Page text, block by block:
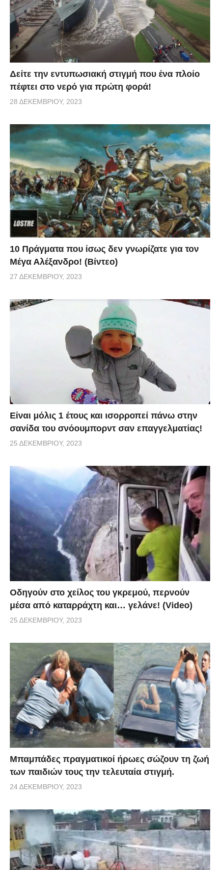
Δείτε την εντυπωσιακή στιγμή που ένα πλοίο
πέφτει στο νερό για πρώτη φορά!
28 ΔΕΚΕΜΒΡΊΟΥ, 2023
10 Πράγματα που ίσως δεν γνωρίζατε για τον
Μέγα Αλέξανδρο! (Βίντεο)
27 ΔΕΚΕΜΒΡΊΟΥ, 2023
Είναι μόλις 1 έτους και ισορροπεί πάνω στην
σανίδα του σνόουμπορντ σαν επαγγελματίας!
25 ΔΕΚΕΜΒΡΊΟΥ, 2023
Οδηγούν στο χείλος του γκρεμού, περνούν
μέσα από καταρράχτη και… γελάνε! (Video)
25 ΔΕΚΕΜΒΡΊΟΥ, 2023
Μπαμπάδες πραγματικοί ήρωες σώζουν τη ζωή
των παιδιών τους την τελευταία στιγμή.
24 ΔΕΚΕΜΒΡΊΟΥ, 2023